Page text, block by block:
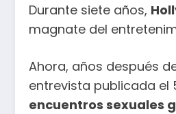
Durante siete años,
magnate del
Ahora, años después
entrevista publicada el
encuentros sexuales